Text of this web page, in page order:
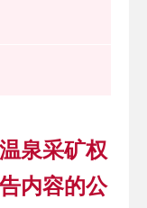
泉采矿权
内容的公